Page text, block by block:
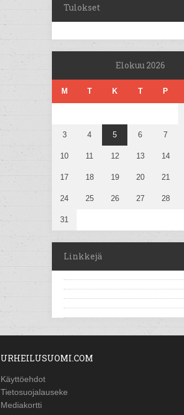
Tulokset
Elokuu 2026
M T K T P
3 4 5 6 7
10 11 12 13 14
17 18 19 20 21
24 25 26 27 28
31
Linkkejä
URHEILUSUOMI.COM
Käyttöehdot
Tietosuojalauseke
Mediakortti